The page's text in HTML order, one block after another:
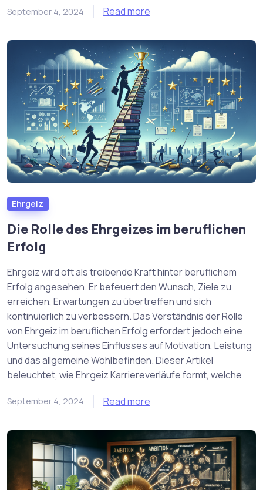
September 4, 2024 Read more
Ehrgeiz
Die Rolle des Ehrgeizes im beruflichen
Erfolg
Ehrgeiz wird oft als treibende Kraft hinter beruflichem
Erfolg angesehen. Er befeuert den Wunsch, Ziele zu
erreichen, Erwartungen zu übertreffen und sich
kontinuierlich zu verbessern. Das Verständnis der Rolle
von Ehrgeiz im beruflichen Erfolg erfordert jedoch eine
Untersuchung seines Einflusses auf Motivation, Leistung
und das allgemeine Wohlbefinden. Dieser Artikel
beleuchtet, wie Ehrgeiz Karriereverläufe formt, welche
September 4, 2024 Read more